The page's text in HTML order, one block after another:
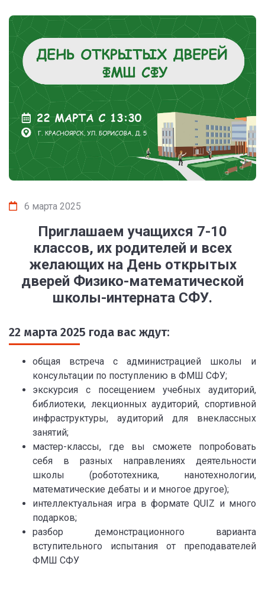
6 марта 2025
Приглашаем учащихся 7-10
классов, их родителей и всех
желающих на День открытых
дверей Физико-математической
школы-интерната СФУ.
22 марта 2025 года вас ждут:
общая встреча с администрацией школы и
консультации по поступлению в ФМШ СФУ;
экскурсия с посещением учебных аудиторий,
библиотеки, лекционных аудиторий, спортивной
инфраструктуры, аудиторий для внеклассных
занятий;
мастер-классы, где вы сможете попробовать
себя в разных направлениях деятельности
школы (робототехника, нанотехнологии,
математические дебаты и и многое другое);
интеллектуальная игра в формате QUIZ и много
подарков;
разбор демонстрационного варианта
вступительного испытания от преподавателей
ФМШ СФУ